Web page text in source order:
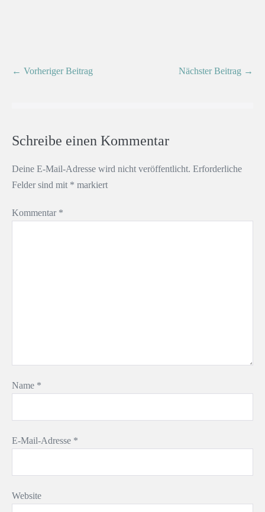
← Vorheriger Beitrag Nächster Beitrag →
Schreibe einen Kommentar
Deine E-Mail-Adresse wird nicht veröffentlicht. Erforderliche
Felder sind mit * markiert
Kommentar *
Name *
E-Mail-Adresse *
Website